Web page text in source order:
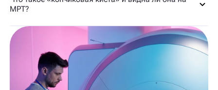
МРТ?